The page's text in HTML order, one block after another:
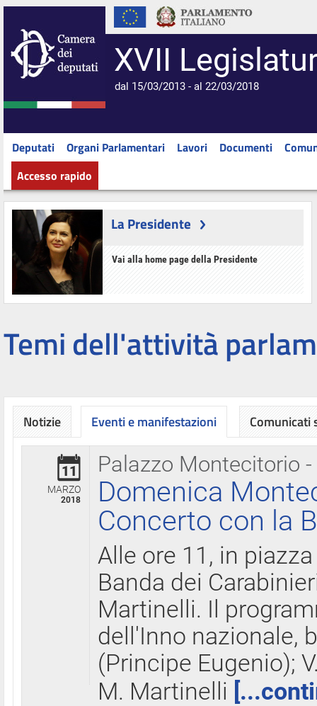
XVII
dal 15/03/2013 - al 22/03/2018
Deputati Organi Parlamentari Lavori Documenti
Accesso rapido
La Presidente
Vai alla home page della Presidente
Temi dell'attività
Notizie Eventi e manifestazioni
Palazzo Montecitorio
11
MARZO
2018
Domenica
Concerto con la
Alle ore 11, in
Banda dei
Martinelli. Il
dell'Inno nazionale,
(Principe Eugenio);
M. Martinelli
Comunicati